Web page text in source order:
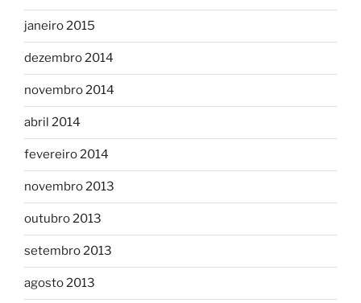
janeiro 2015
dezembro 2014
novembro 2014
abril 2014
fevereiro 2014
novembro 2013
outubro 2013
setembro 2013
agosto 2013